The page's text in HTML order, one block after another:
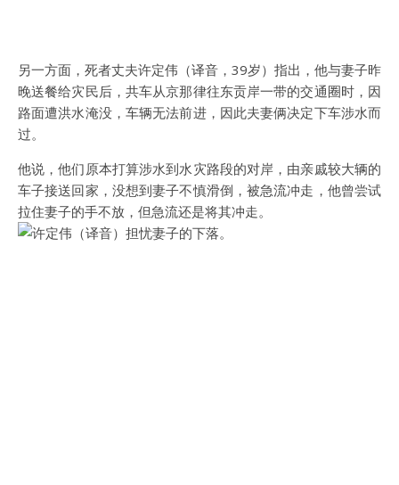
另一方面，死者丈夫许定伟（译音，39岁）指出，他与妻子昨
晚送餐给灾民后，共车从京那律往东贡岸一带的交通圈时，因
路面遭洪水淹没，车辆无法前进，因此夫妻俩决定下车涉水而
过。
他说，他们原本打算涉水到水灾路段的对岸，由亲戚较大辆的
车子接送回家，没想到妻子不慎滑倒，被急流冲走，他曾尝试
拉住妻子的手不放，但急流还是将其冲走。